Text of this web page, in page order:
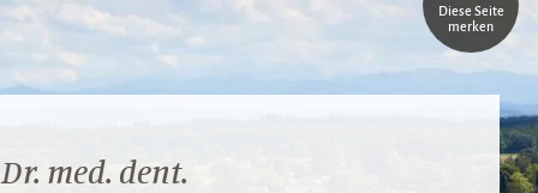
med. dent.
Diese Seite
merken